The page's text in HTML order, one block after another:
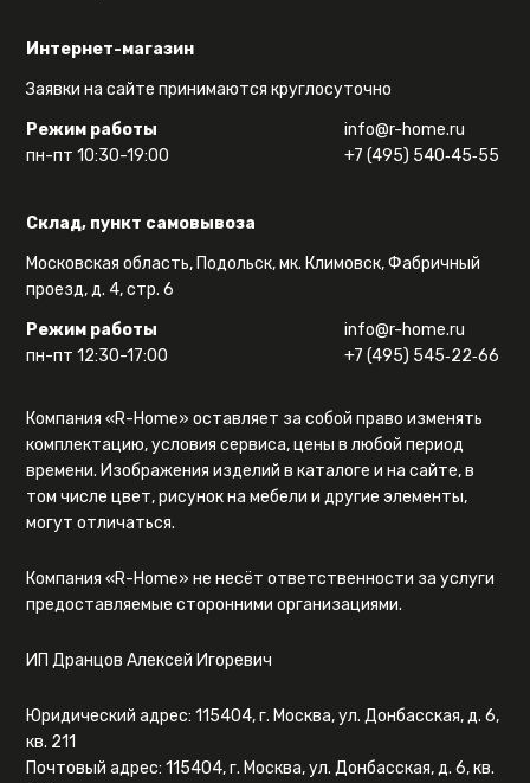
Интернет-магазин
Заявки на сайте принимаются круглосуточно
Режим работы
пн-пт 10:30-19:00
info@r-home.ru
+7 (495) 540‑45‑55
Склад, пункт самовывоза
Московская область, Подольск, мк. Климовск, Фабричный
проезд, д. 4, стр. 6
Режим работы
пн-пт 12:30-17:00
info@r-home.ru
+7 (495) 545‑22‑66
Компания «R-Home» оставляет за собой право изменять
комплектацию, условия сервиса, цены в любой период
времени. Изображения изделий в каталоге и на сайте, в
том числе цвет, рисунок на мебели и другие элементы,
могут отличаться.
Компания «R-Home» не несёт ответственности за услуги
предоставляемые сторонними организациями.
ИП Дранцов Алексей Игоревич
Юридический адрес: 115404, г. Москва, ул. Донбасская, д. 6,
кв. 211
Почтовый адрес: 115404, г. Москва, ул. Донбасская, д. 6, кв.